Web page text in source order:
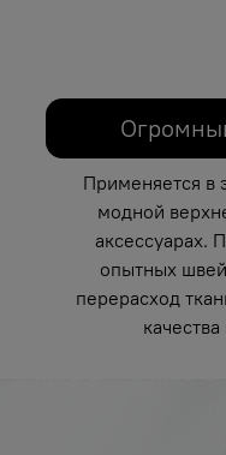
Применяется в
модной
аксессуарах.
опытных
перерасход